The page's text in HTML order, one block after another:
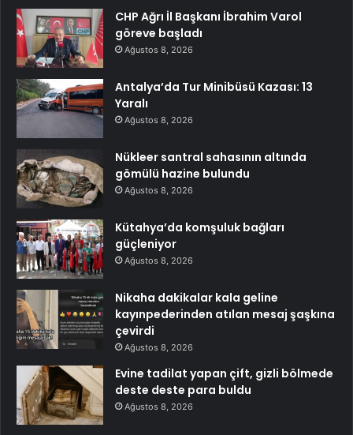
CHP Ağrı İl Başkanı İbrahim Varol
göreve başladı
Ağustos 8, 2026
Antalya’da Tur Minibüsü Kazası: 13
Yaralı
Ağustos 8, 2026
Nükleer santral sahasının altında
gömülü hazine bulundu
Ağustos 8, 2026
Kütahya’da komşuluk bağları
güçleniyor
Ağustos 8, 2026
Nikaha dakikalar kala geline
kayınpederinden atılan mesaj şaşkına
çevirdi
Ağustos 8, 2026
Evine tadilat yapan çift, gizli bölmede
deste deste para buldu
Ağustos 8, 2026